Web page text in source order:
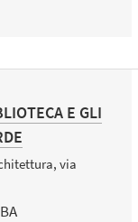
E GLI
via